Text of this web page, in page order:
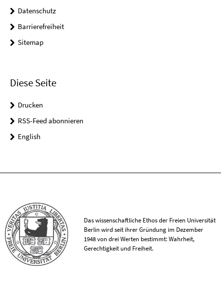
Datenschutz
Barrierefreiheit
Sitemap
Diese Seite
Drucken
RSS-Feed abonnieren
English
Das wissenschaftliche Ethos der Freien Universität
Berlin wird seit ihrer Gründung im Dezember
1948 von drei Werten bestimmt: Wahrheit,
Gerechtigkeit und Freiheit.